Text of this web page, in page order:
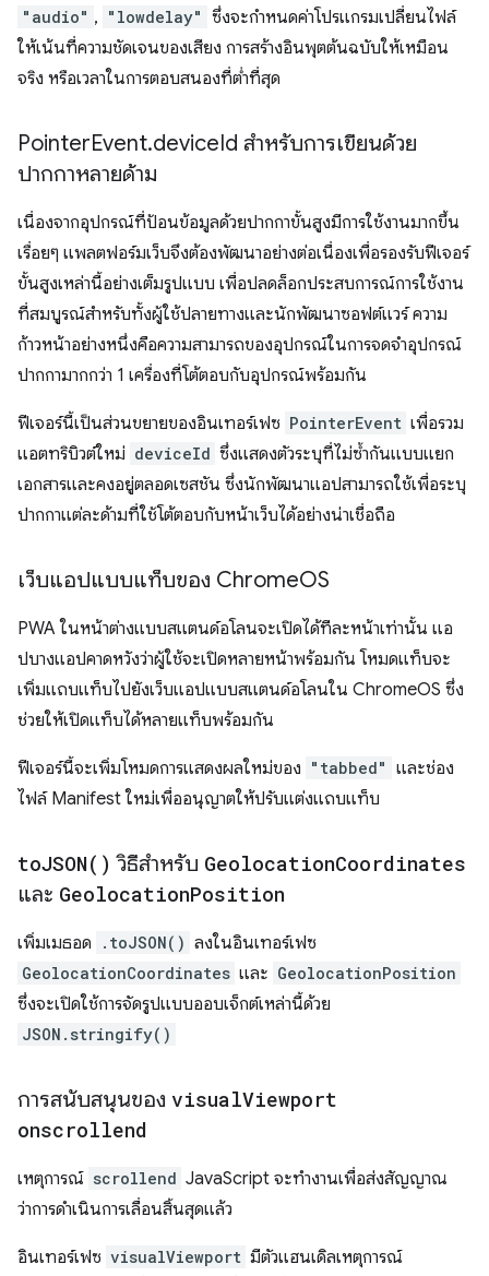
"audio" , "lowdelay" ซึ่งจะกำหนดค่าโปรแกรมเปลี่ยนไฟล์
ให้เน้นที่ความชัดเจนของเสียง การสร้างอินพุตต้นฉบับให้เหมือน
จริง หรือเวลาในการตอบสนองที่ต่ำที่สุด
PointerEvent.deviceId สําหรับการเขียนด้วย
ปากกาหลายด้าม
เนื่องจากอุปกรณ์ที่ป้อนข้อมูลด้วยปากกาขั้นสูงมีการใช้งานมากขึ้น
เรื่อยๆ แพลตฟอร์มเว็บจึงต้องพัฒนาอย่างต่อเนื่องเพื่อรองรับฟีเจอร์
ขั้นสูงเหล่านี้อย่างเต็มรูปแบบ เพื่อปลดล็อกประสบการณ์การใช้งาน
ที่สมบูรณ์สำหรับทั้งผู้ใช้ปลายทางและนักพัฒนาซอฟต์แวร์ ความ
ก้าวหน้าอย่างหนึ่งคือความสามารถของอุปกรณ์ในการจดจำอุปกรณ์
ปากกามากกว่า 1 เครื่องที่โต้ตอบกับอุปกรณ์พร้อมกัน
ฟีเจอร์นี้เป็นส่วนขยายของอินเทอร์เฟซ PointerEvent เพื่อรวม
แอตทริบิวต์ใหม่ deviceId ซึ่งแสดงตัวระบุที่ไม่ซ้ำกันแบบแยก
เอกสารและคงอยู่ตลอดเซสชัน ซึ่งนักพัฒนาแอปสามารถใช้เพื่อระบุ
ปากกาแต่ละด้ามที่ใช้โต้ตอบกับหน้าเว็บได้อย่างน่าเชื่อถือ
เว็บแอปแบบแท็บของ ChromeOS
PWA ในหน้าต่างแบบสแตนด์อโลนจะเปิดได้ทีละหน้าเท่านั้น แอ
ปบางแอปคาดหวังว่าผู้ใช้จะเปิดหลายหน้าพร้อมกัน โหมดแท็บจะ
เพิ่มแถบแท็บไปยังเว็บแอปแบบสแตนด์อโลนใน ChromeOS ซึ่ง
ช่วยให้เปิดแท็บได้หลายแท็บพร้อมกัน
ฟีเจอร์นี้จะเพิ่มโหมดการแสดงผลใหม่ของ "tabbed" และช่อง
ไฟล์ Manifest ใหม่เพื่ออนุญาตให้ปรับแต่งแถบแท็บ
toJSON( ) วิธีสำหรับ GeolocationCoordinates
และ GeolocationPosition
เพิ่มเมธอด .toJSON() ลงในอินเทอร์เฟซ
GeolocationCoordinates และ GeolocationPosition
ซึ่งจะเปิดใช้การจัดรูปแบบออบเจ็กต์เหล่านี้ด้วย
JSON.stringify()
การสนับสนุนของ visualViewport
onscrollend
เหตุการณ์ scrollend JavaScript จะทํางานเพื่อส่งสัญญาณ
ว่าการดำเนินการเลื่อนสิ้นสุดแล้ว
อินเทอร์เฟซ visualViewport มีตัวแฮนเดิลเหตุการณ์